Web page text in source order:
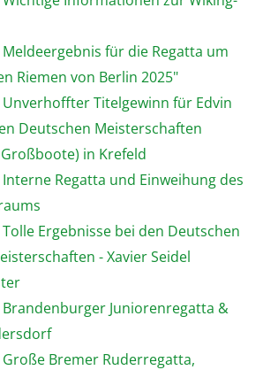
Meldeergebnis für die Regatta um
Riemen von Berlin 2025"
Unverhoffter Titelgewinn für Edvin
Deutschen Meisterschaften
in Krefeld
Interne Regatta und Einweihung des
Tolle Ergebnisse bei den Deutschen
- Xavier Seidel
Brandenburger Juniorenregatta &
Große Bremer Ruderregatta,